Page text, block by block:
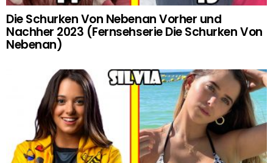
Die Schurken Von Nebenan Vorher und
Nachher 2023 (Fernsehserie Die Schurken Von
Nebenan)